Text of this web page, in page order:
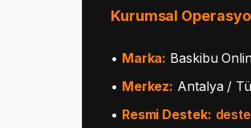
Kurumsal
• Marka: Baskibu
• Merkez: Antalya /
• Resmi Destek: